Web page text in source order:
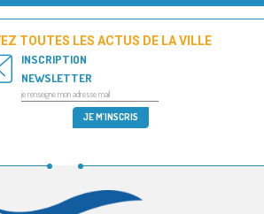
TOUTES LES ACTUS DE LA VILLE
INSCRIPTION
NEWSLETTER